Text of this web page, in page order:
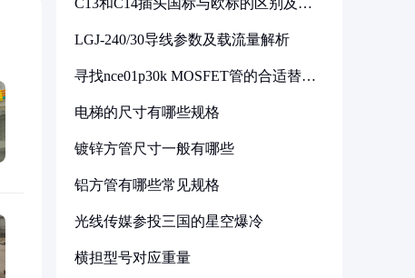
C13和C14插头国标与欧标的区别及其
LGJ-240/30导线参数及载流量解析
寻找nce01p30k MOSFET管的合适替代
电梯的尺寸有哪些规格
镀锌方管尺寸一般有哪些
铝方管有哪些常见规格
光线传媒参投三国的星空爆冷
横担型号对应重量